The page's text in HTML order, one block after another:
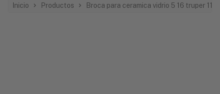
Inicio Productos Broca para ceramica vidrio 5 16 truper